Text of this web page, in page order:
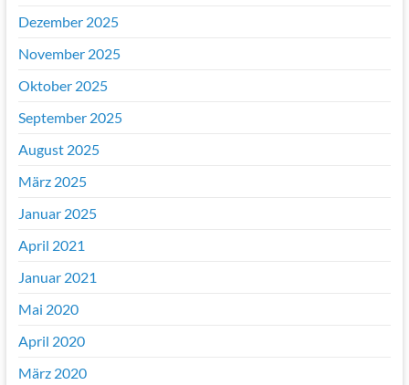
Dezember 2025
November 2025
Oktober 2025
September 2025
August 2025
März 2025
Januar 2025
April 2021
Januar 2021
Mai 2020
April 2020
März 2020